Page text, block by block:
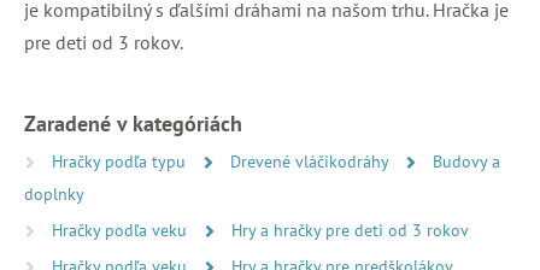
je kompatibilný s ďalšími dráhami na našom trhu. Hračka je
pre deti od 3 rokov.
Zaradené v kategóriách
Hračky podľa typu Drevené vláčikodráhy
Budovy a
doplnky
Hračky podľa veku
Hry a hračky pre deti od 3 rokov